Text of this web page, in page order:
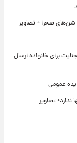
صحرا + تصاویر
برای خانواده ارسال
عمومی